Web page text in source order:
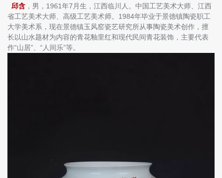
邱含 ，男，1961年7月生，江西临川人。中国工艺美术大师、江西
省工艺美术大师、高级工艺美术师。1984年毕业于景德镇陶瓷职工
大学美术系，现在景德镇玉风窑瓷艺研究所从事陶瓷美术创作，擅
长以山水题材为内容的青花釉里红和现代民间青花装饰，主要代表
作“山居”、“人间乐”等。